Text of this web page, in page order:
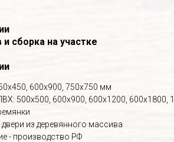
сборка на участке
600х900, 750х750 мм
500х500, 600х900, 600х1200,
из деревянного массива
- производство РФ